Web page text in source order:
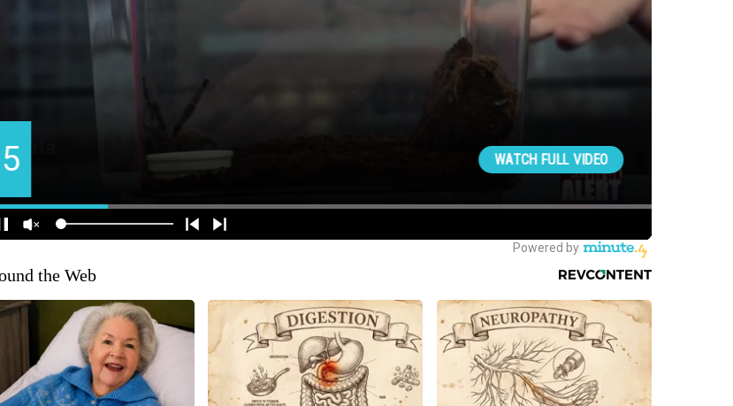
the Web